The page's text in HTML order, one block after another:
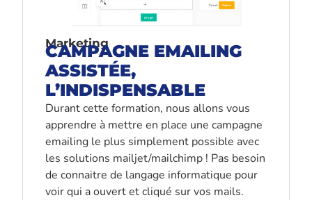
Marketing
CAMPAGNE EMAILING
ASSISTÉE,
L’INDISPENSABLE
Durant cette formation, nous allons vous
apprendre à mettre en place une campagne
emailing le plus simplement possible avec
les solutions mailjet/mailchimp ! Pas besoin
de connaitre de langage informatique pour
voir qui a ouvert et cliqué sur vos mails.